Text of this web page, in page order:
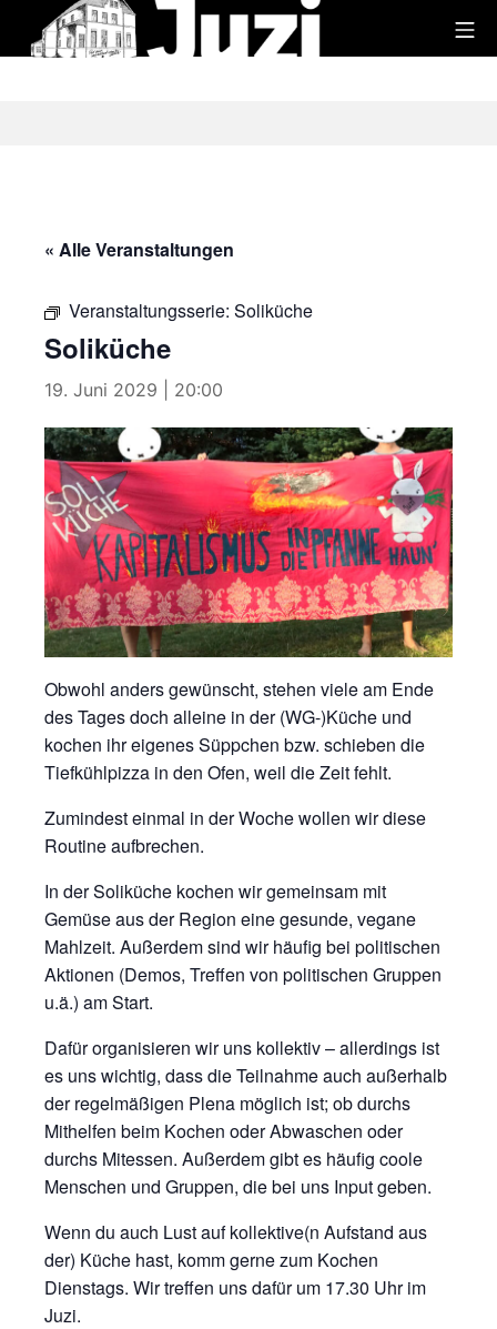
Inhalt
« Alle Veranstaltungen
Veranstaltungsserie: Soliküche
Soliküche
19. Juni 2029 | 20:00
Obwohl anders gewünscht, stehen viele am Ende
des Tages doch alleine in der (WG-)Küche und
kochen ihr eigenes Süppchen bzw. schieben die
Tiefkühlpizza in den Ofen, weil die Zeit fehlt.
Zumindest einmal in der Woche wollen wir diese
Routine aufbrechen.
In der Soliküche kochen wir gemeinsam mit
Gemüse aus der Region eine gesunde, vegane
Mahlzeit. Außerdem sind wir häufig bei politischen
Aktionen (Demos, Treffen von politischen Gruppen
u.ä.) am Start.
Dafür organisieren wir uns kollektiv – allerdings ist
es uns wichtig, dass die Teilnahme auch außerhalb
der regelmäßigen Plena möglich ist; ob durchs
Mithelfen beim Kochen oder Abwaschen oder
durchs Mitessen. Außerdem gibt es häufig coole
Menschen und Gruppen, die bei uns Input geben.
Wenn du auch Lust auf kollektive(n Aufstand aus
der) Küche hast, komm gerne zum Kochen
Dienstags. Wir treffen uns dafür um 17.30 Uhr im
Juzi.